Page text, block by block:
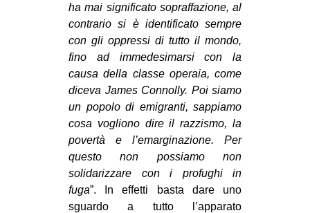
ha mai significato sopraffazione, al
contrario si è identificato sempre
con gli oppressi di tutto il mondo,
fino ad immedesimarsi con la
causa della classe operaia, come
diceva James Connolly. Poi siamo
un popolo di emigranti, sappiamo
cosa vogliono dire il razzismo, la
povertà e l’emarginazione. Per
questo non possiamo non
solidarizzare con i profughi in
fuga”. In effetti basta dare uno
sguardo a tutto l’apparato